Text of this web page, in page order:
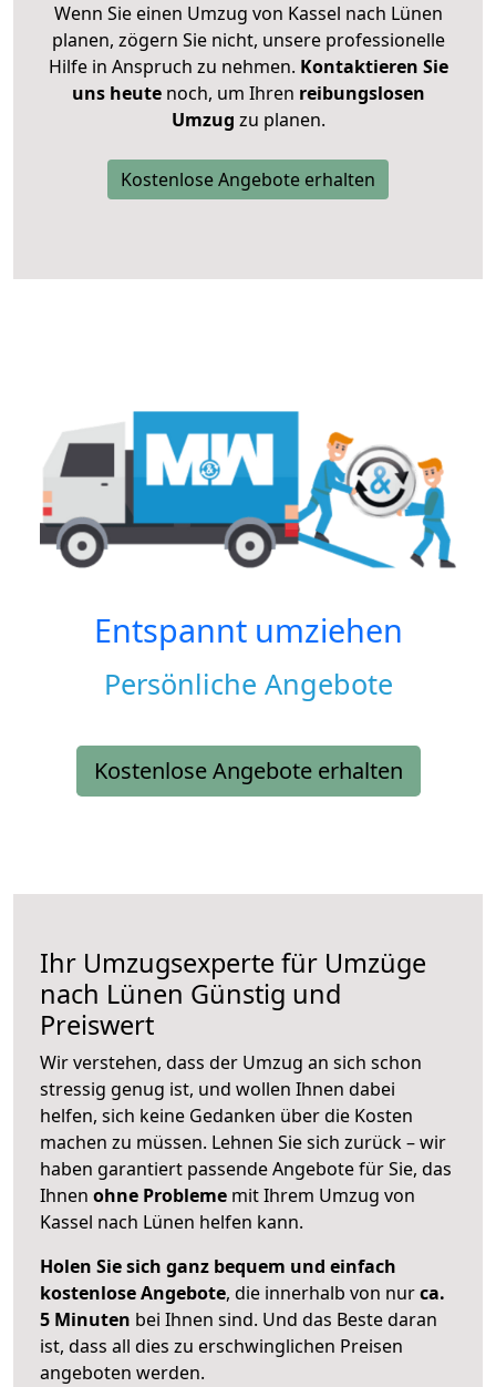
Wenn Sie einen Umzug von Kassel nach Lünen
planen, zögern Sie nicht, unsere professionelle
Hilfe in Anspruch zu nehmen. Kontaktieren Sie
uns heutenoch, um Ihren reibungslosen
Umzug zu planen.
Kostenlose Angebote erhalten
Entspannt umziehen
Persönliche Angebote
Kostenlose Angebote erhalten
Ihr Umzugsexperte für Umzüge
nach Lünen Günstig und
Preiswert
Wir verstehen, dass der Umzug an sich schon
stressig genug ist, und wollen Ihnen dabei
helfen, sich keine Gedanken über die Kosten
machen zu müssen. Lehnen Sie sich zurück – wir
haben garantiert passende Angebote für Sie, das
Ihnen ohne Probleme mit Ihrem Umzug von
Kassel nach Lünen helfen kann.
Holen Sie sich ganz bequem und einfach
kostenlose Angebote, die innerhalb von nurca.
5 Minuten bei Ihnen sind. Und das Beste daran
ist, dass all dies zu erschwinglichen Preisen
angeboten werden.